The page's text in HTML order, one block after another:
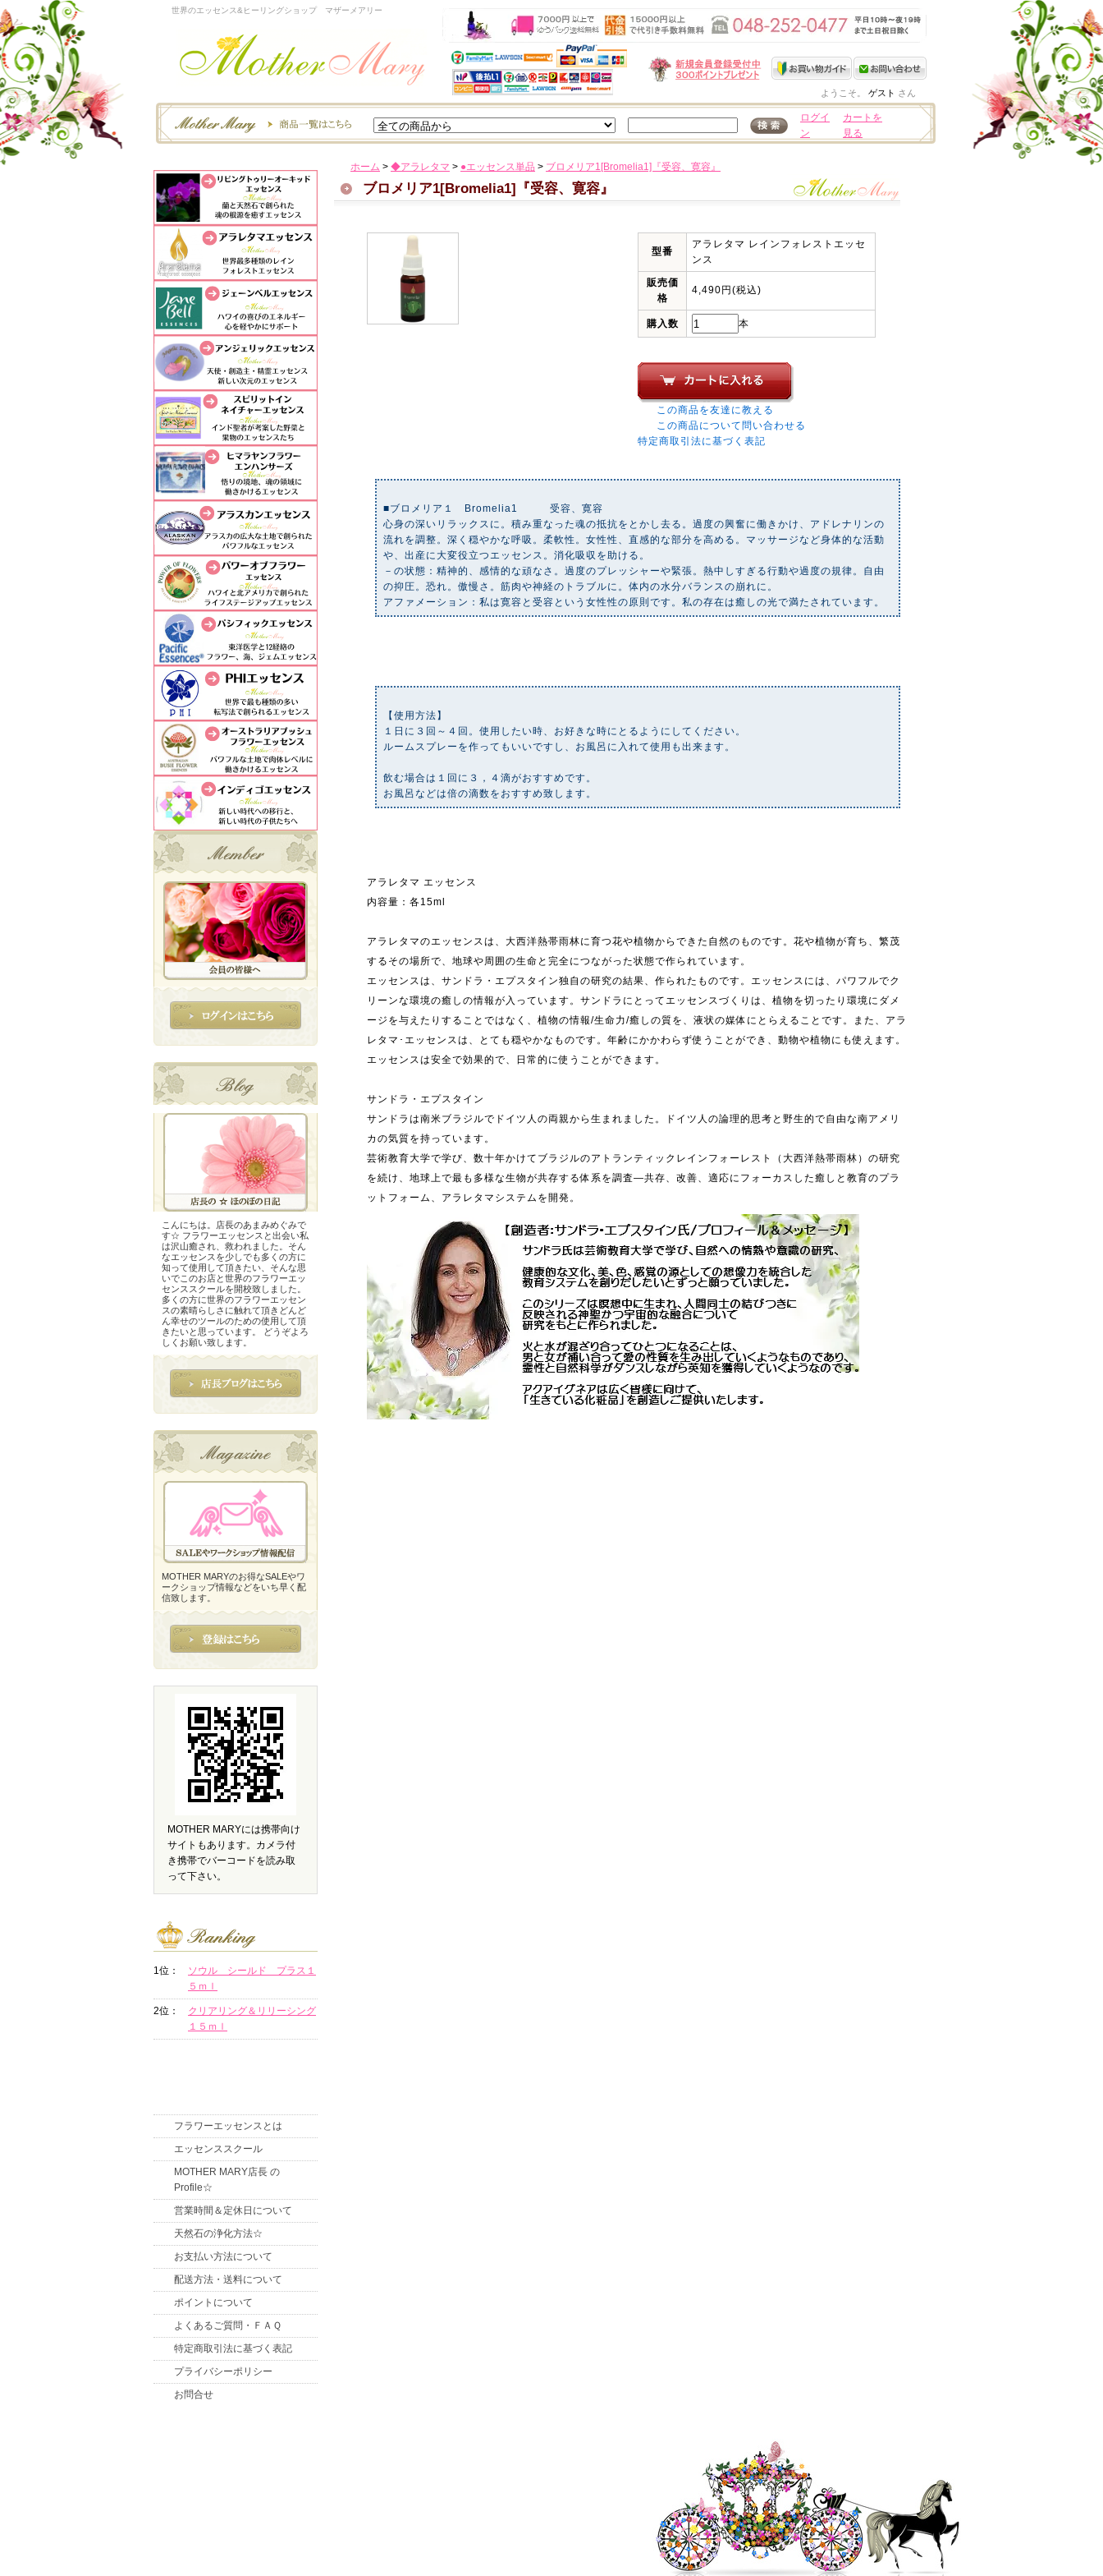
世界のエッセンス&ヒーリングショップ マザーメアリー
ようこそ。 ゲスト さん
ログイ
ン
カートを
見る
ホーム > ◆アラレタマ > ●エッセンス単品 > ブロメリア1[Bromelia1]『受容、寛容』
ブロメリア1[Bromelia1]『受容、寛容』
型番
アラレタマ レインフォレストエッセ
ンス
販売価
格
4,490円(税込)
購入数 本
この商品を友達に教える
この商品について問い合わせる
特定商取引法に基づく表記
■ブロメリア１ Bromelia1 受容、寛容
心身の深いリラックスに。積み重なった魂の抵抗をとかし去る。過度の興奮に働きかけ、アドレナリンの
流れを調整。深く穏やかな呼吸。柔軟性。女性性、直感的な部分を高める。マッサージなど身体的な活動
や、出産に大変役立つエッセンス。消化吸収を助ける。
－の状態：精神的、感情的な頑なさ。過度のプレッシャーや緊張。熱中しすぎる行動や過度の規律。自由
の抑圧。恐れ。傲慢さ。筋肉や神経のトラブルに。体内の水分バランスの崩れに。
アファメーション：私は寛容と受容という女性性の原則です。私の存在は癒しの光で満たされています。
【使用方法】
１日に３回～４回。使用したい時、お好きな時にとるようにしてください。
ルームスプレーを作ってもいいですし、お風呂に入れて使用も出来ます。
飲む場合は１回に３，４滴がおすすめです。
お風呂などは倍の滴数をおすすめ致します。
アラレタマ エッセンス
内容量：各15ml
アラレタマのエッセンスは、大西洋熱帯雨林に育つ花や植物からできた自然のものです。花や植物が育ち、繁茂
するその場所で、地球や周囲の生命と完全につながった状態で作られています。
エッセンスは、サンドラ・エプスタイン独自の研究の結果、作られたものです。エッセンスには、パワフルでク
リーンな環境の癒しの情報が入っています。サンドラにとってエッセンスづくりは、植物を切ったり環境にダメ
ージを与えたりすることではなく、植物の情報/生命力/癒しの質を、液状の媒体にとらえることです。また、アラ
レタマ･エッセンスは、とても穏やかなものです。年齢にかかわらず使うことができ、動物や植物にも使えます。
エッセンスは安全で効果的で、日常的に使うことができます。
サンドラ・エプスタイン
サンドラは南米ブラジルでドイツ人の両親から生まれました。ドイツ人の論理的思考と野生的で自由な南アメリ
カの気質を持っています。
芸術教育大学で学び、数十年かけてブラジルのアトランティックレインフォーレスト（大西洋熱帯雨林）の研究
を続け、地球上で最も多様な生物が共存する体系を調査―共存、改善、適応にフォーカスした癒しと教育のプラ
ットフォーム、アラレタマシステムを開発。
こんにちは。店長のあまみめぐみで
す☆ フラワーエッセンスと出会い私
は沢山癒され、救われました。そん
なエッセンスを少しでも多くの方に
知って使用して頂きたい、そんな思
いでこのお店と世界のフラワーエッ
センススクールを開校致しました。
多くの方に世界のフラワーエッセン
スの素晴らしさに触れて頂きどんど
ん幸せのツールのための使用して頂
きたいと思っています。 どうぞよろ
しくお願い致します。
MOTHER MARYのお得なSALEやワ
ークショップ情報などをいち早く配
信致します。
MOTHER MARYには携帯向け
サイトもあります。カメラ付
き携帯でバーコードを読み取
って下さい。
1位：
ソウル シールド プラス１
５ｍｌ
2位：
クリアリング＆リリーシング
１５ｍｌ
フラワーエッセンスとは
エッセンススクール
MOTHER MARY店長 の
Profile☆
営業時間＆定休日について
天然石の浄化方法☆
お支払い方法について
配送方法・送料について
ポイントについて
よくあるご質問・ＦＡＱ
特定商取引法に基づく表記
プライバシーポリシー
お問合せ